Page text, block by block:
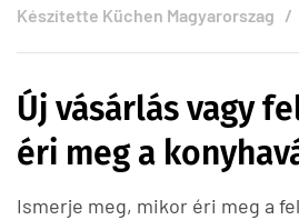
Készítette Küchen Magyarorszag
Új vásárlás vagy
éri meg a
Ismerje meg, mikor éri meg a